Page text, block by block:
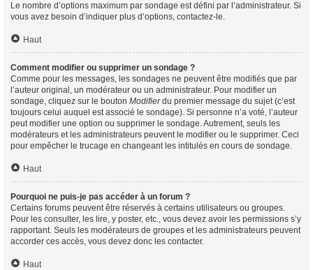
Le nombre d’options maximum par sondage est défini par l’administrateur. Si
vous avez besoin d’indiquer plus d’options, contactez-le.
Haut
Comment modifier ou supprimer un sondage ?
Comme pour les messages, les sondages ne peuvent être modifiés que par
l’auteur original, un modérateur ou un administrateur. Pour modifier un
sondage, cliquez sur le bouton Modifierdu premier message du sujet (c’est
toujours celui auquel est associé le sondage). Si personne n’a voté, l’auteur
peut modifier une option ou supprimer le sondage. Autrement, seuls les
modérateurs et les administrateurs peuvent le modifier ou le supprimer. Ceci
pour empêcher le trucage en changeant les intitulés en cours de sondage.
Haut
Pourquoi ne puis-je pas accéder à un forum ?
Certains forums peuvent être réservés à certains utilisateurs ou groupes.
Pour les consulter, les lire, y poster, etc., vous devez avoir les permissions s’y
rapportant. Seuls les modérateurs de groupes et les administrateurs peuvent
accorder ces accès, vous devez donc les contacter.
Haut